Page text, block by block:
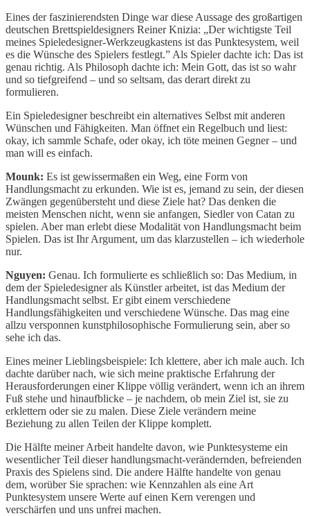
Eines der faszinierendsten Dinge war diese Aussage des großartigen
deutschen Brettspieldesigners Reiner Knizia: „Der wichtigste Teil
meines Spieledesigner-Werkzeugkastens ist das Punktesystem, weil
es die Wünsche des Spielers festlegt.” Als Spieler dachte ich: Das ist
genau richtig. Als Philosoph dachte ich: Mein Gott, das ist so wahr
und so tiefgreifend – und so seltsam, das derart direkt zu
formulieren.
Ein Spieledesigner beschreibt ein alternatives Selbst mit anderen
Wünschen und Fähigkeiten. Man öffnet ein Regelbuch und liest:
okay, ich sammle Schafe, oder okay, ich töte meinen Gegner – und
man will es einfach.
Mounk: Es ist gewissermaßen ein Weg, eine Form von
Handlungsmacht zu erkunden. Wie ist es, jemand zu sein, der diesen
Zwängen gegenübersteht und diese Ziele hat? Das denken die
meisten Menschen nicht, wenn sie anfangen, Siedler von Catan zu
spielen. Aber man erlebt diese Modalität von Handlungsmacht beim
Spielen. Das ist Ihr Argument, um das klarzustellen – ich wiederhole
nur.
Nguyen: Genau. Ich formulierte es schließlich so: Das Medium, in
dem der Spieledesigner als Künstler arbeitet, ist das Medium der
Handlungsmacht selbst. Er gibt einem verschiedene
Handlungsfähigkeiten und verschiedene Wünsche. Das mag eine
allzu versponnen kunstphilosophische Formulierung sein, aber so
sehe ich das.
Eines meiner Lieblingsbeispiele: Ich klettere, aber ich male auch. Ich
dachte darüber nach, wie sich meine praktische Erfahrung der
Herausforderungen einer Klippe völlig verändert, wenn ich an ihrem
Fuß stehe und hinaufblicke – je nachdem, ob mein Ziel ist, sie zu
erklettern oder sie zu malen. Diese Ziele verändern meine
Beziehung zu allen Teilen der Klippe komplett.
Die Hälfte meiner Arbeit handelte davon, wie Punktesysteme ein
wesentlicher Teil dieser handlungsmacht-verändernden, befreienden
Praxis des Spielens sind. Die andere Hälfte handelte von genau
dem, worüber Sie sprachen: wie Kennzahlen als eine Art
Punktesystem unsere Werte auf einen Kern verengen und
verschärfen und uns unfrei machen.